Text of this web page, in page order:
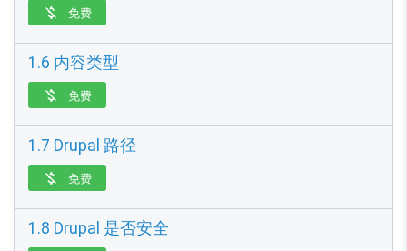
 免费
1.6 内容类型
 免费
1.7 Drupal 路径
 免费
1.8 Drupal 是否安全